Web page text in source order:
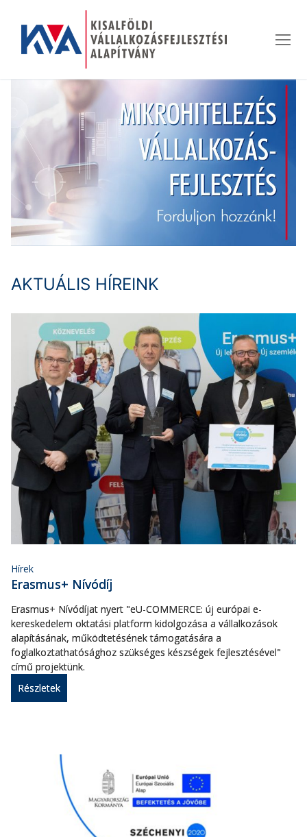
tartalomra
AKTUÁLIS HÍREINK
Hírek
Erasmus+ Nívódíj
Erasmus+ Nívódíjat nyert "eU-COMMERCE: új európai e-
kereskedelem oktatási platform kidolgozása a vállalkozások
alapításának, működtetésének támogatására a
foglalkoztathatósághoz szükséges készségek fejlesztésével"
című projektünk.
Részletek